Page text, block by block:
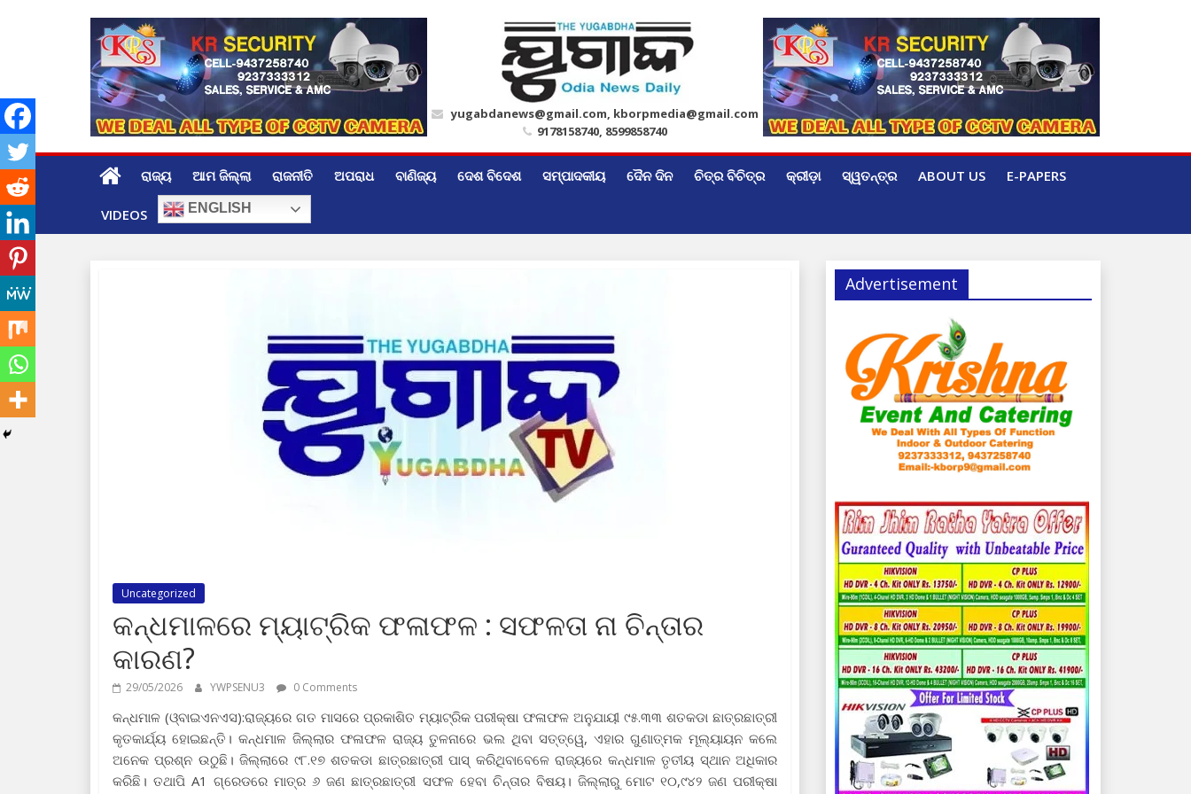
yugabdanews@gmail.com, kborpmedia@gmail.com
9178158740, 8599858740
ରାଜ୍ୟ ଆମ ଜିଲ୍ଲା ରାଜନୀତି ଅପରାଧ ବାଣିଜ୍ୟ ଦେଶ ବିଦେଶ ସମ୍ପାଦକୀୟ ଦୈନ ଦିନ ଚିତ୍ର ବିଚିତ୍ର କ୍ରୀଡ଼ା ସ୍ୱତନ୍ତ୍ର ABOUT US E-PAPERS
VIDEOS ENGLISH
Uncategorized
କନ୍ଧମାଳରେ ମ୍ୟାଟ୍ରିକ ଫଳାଫଳ : ସଫଳତା ନା ଚିନ୍ତାର
କାରଣ?
29/05/2026 YWPSENU3 0 Comments
କନ୍ଧମାଳ (ଓ୍ବାଇଏନଏସ):ରାଜ୍ୟରେ ଗତ ମାସରେ ପ୍ରକାଶିତ ମ୍ୟାଟ୍ରିକ ପରୀକ୍ଷା ଫଳାଫଳ ଅନୁଯାୟୀ ୯୫.୩୩ ଶତକଡା ଛାତ୍ରଛାତ୍ରୀ
କୃତକାର୍ଯ୍ୟ ହୋଇଛନ୍ତି। କନ୍ଧମାଳ ଜିଲ୍ଲାର ଫଳାଫଳ ରାଜ୍ୟ ତୁଳନାରେ ଭଲ ଥିବା ସତ୍ତ୍ୱେ, ଏହାର ଗୁଣାତ୍ମକ ମୂଲ୍ୟାୟନ କଲେ
ଅନେକ ପ୍ରଶ୍ନ ଉଠୁଛି। ଜିଲ୍ଲାରେ ୯୮.୧୭ ଶତକଡା ଛାତ୍ରଛାତ୍ରୀ ପାସ୍ କରିଥିବାବେଳେ ରାଜ୍ୟରେ କନ୍ଧମାଳ ତୃତୀୟ ସ୍ଥାନ ଅଧିକାର
କରିଛି। ତଥାପି A1 ଗ୍ରେଡରେ ମାତ୍ର ୬ ଜଣ ଛାତ୍ରଛାତ୍ରୀ ସଫଳ ହେବା ଚିନ୍ତାର ବିଷୟ। ଜିଲ୍ଲାରୁ ମୋଟ ୧୦,୯୪୨ ଜଣ ପରୀକ୍ଷା
Advertisement